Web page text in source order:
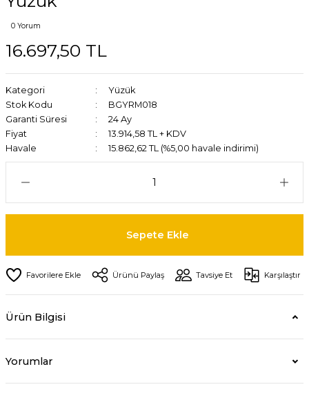
0 Yorum
16.697,50 TL
Kategori
Yüzük
Stok Kodu
BGYRM018
Garanti Süresi
24 Ay
Fiyat
13.914,58 TL + KDV
Havale
15.862,62 TL (%5,00 havale indirimi)
Sepete Ekle
Ürünü Paylaş Tavsiye Et Karşılaştır
Ürün Bilgisi
Yorumlar